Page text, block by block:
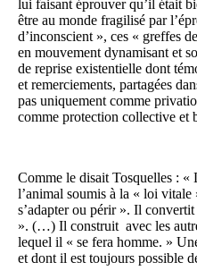
lui faisant éprouver qu’il était
être au monde fragilisé par
d’inconscient », ces « greffes
en mouvement dynamisant et
de reprise existentielle dont
et remerciements, partagées
pas uniquement comme
comme protection collective et
Comme le disait Tosquelles : «
l’animal soumis à la « loi vitale
s’adapter ou périr ». Il
». (…) Il construit avec les
lequel il « se fera homme. »
et dont il est toujours possible